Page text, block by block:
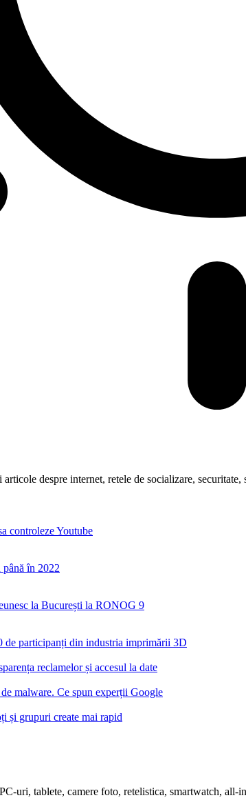
despre internet, retele de socializare,
controleze Youtube
în 2022
la București la RONOG 9
participanți din industria imprimării 3D
reclamelor și accesul la date
malware. Ce spun experții Google
și grupuri create mai rapid
uri, tablete, camere foto, retelistica, smartwatch,